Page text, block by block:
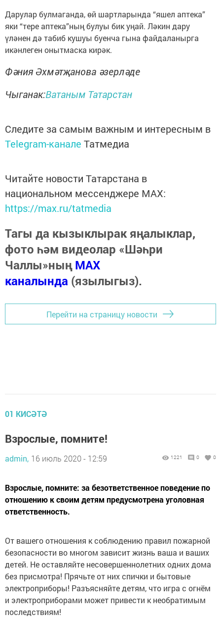
Дарулар булмаганда, өй шартларында “яшел аптека”
яки “тере аптека”ның булуы бик уңай. Ләкин дару
үләнен дә табиб кушуы буенча гына файдаланырга
икәнлеген онытмаска кирәк.
Фәния Әхмәтҗанова әзерләде
Чыганак:Ватаным Татарстан
Следите за самым важным и интересным в
Telegram-канале Татмедиа
Читайте новости Татарстана в
национальном мессенджере MАХ:
https://max.ru/tatmedia
Тагы да кызыклырак яңалыклар,
фото һәм видеолар «Шәһри
Чаллы»ныңMAX
каналында (язылыгыз).
Перейти на страницу новости
01 КИСӘТӘ
Взрослые, помните!
admin, 16 июль 2020 - 12:59 1221 0 0
Взрослые, помните: за безответственное поведение по
отношению к своим детям предусмотрена уголовная
ответственность.
От вашего отношения к соблюдению правил пожарной
безопасности во многом зависит жизнь ваша и ваших
детей. Не оставляйте несовершеннолетних одних дома
без присмотра! Прячьте от них спички и бытовые
электроприборы! Разъясняйте детям, что игра с огнём
и электроприборами может привести к необратимым
последствиям!